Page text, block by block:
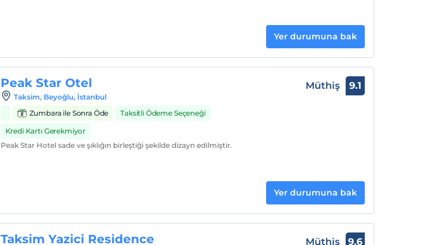
Yer durumuna bak
Peak Star Otel
Taksim, Beyoğlu, İstanbul
Zumbara ile Sonra Öde
Taksitli Ödeme Seçeneği
Kredi Kartı Gerekmiyor
Peak Star Hotel sade ve şıklığın birleştiği şekilde dizayn edilmiştir.
Müthiş 9.1
Yer durumuna bak
Taksim Yazici Residence Müthiş 9.6